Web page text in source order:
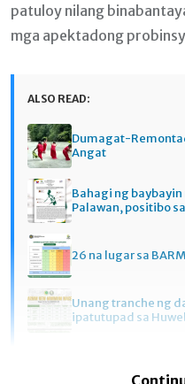
patuloy nilang
mga apektadong
ALSO READ:
Dumagat-
Angat
Bahagi ng
Palawan, positibo
26 na lugar sa
Unang tranche ng
ipatutupad sa